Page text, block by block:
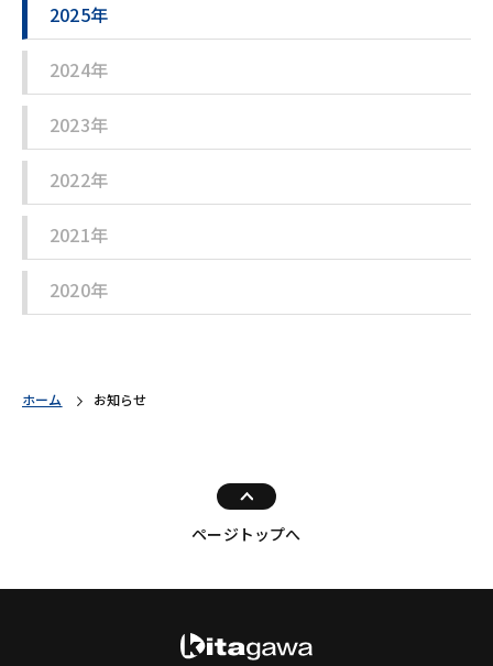
2025年
2024年
2023年
2022年
2021年
2020年
ホーム お知らせ
ページトップへ